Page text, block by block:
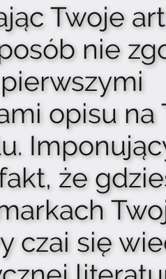
Twoje
nie
opisu na
że
czai się